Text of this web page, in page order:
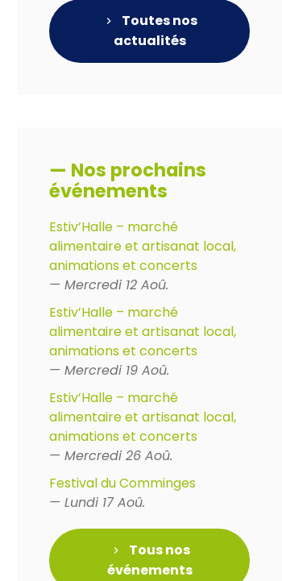
Toutes nos
actualités
— Nos prochains
événements
Estiv’Halle – marché
alimentaire et artisanat local,
animations et concerts
— Mercredi 12 Aoû.
Estiv’Halle – marché
alimentaire et artisanat local,
animations et concerts
— Mercredi 19 Aoû.
Estiv’Halle – marché
alimentaire et artisanat local,
animations et concerts
— Mercredi 26 Aoû.
Festival du Comminges
— Lundi 17 Aoû.
Tous nos
événements